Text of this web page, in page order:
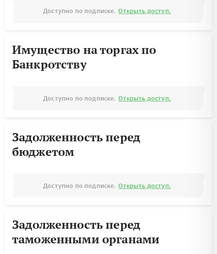
Доступно по подписке. Открыть доступ.
Имущество на торгах по
Банкротству
Доступно по подписке. Открыть доступ.
Задолженность перед
бюджетом
Доступно по подписке. Открыть доступ.
Задолженность перед
таможенными органами